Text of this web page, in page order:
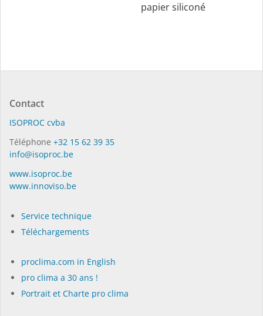
papier siliconé
Contact
ISO­PROC cvba
Téléphone +32 15 62 39 35
info@isoproc.be
www.isoproc.be
www.innoviso.be
Service technique
Téléchargements
proclima.com in English
pro clima a 30 ans !
Portrait et Charte pro clima